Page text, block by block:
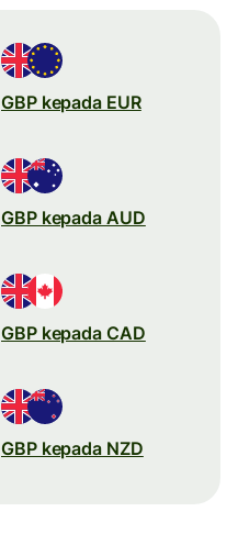
GBP kepada EUR
GBP kepada AUD
GBP kepada CAD
GBP kepada NZD